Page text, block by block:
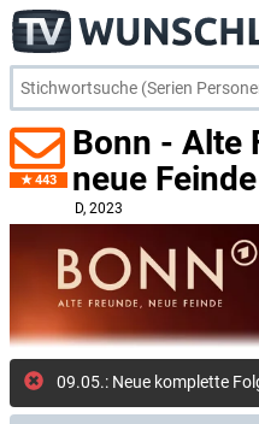
443
Bonn - Alte
neue Feinde
D, 2023
09.05.: Neue komplette